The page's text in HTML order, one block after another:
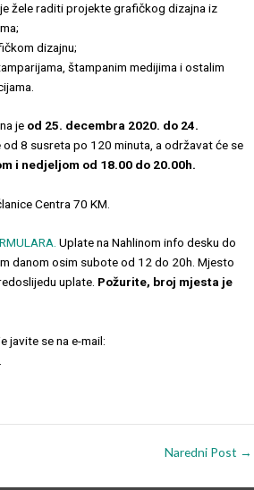
žele raditi projekte grafičkog dizajna iz
dizajnu;
štampanim medijima i ostalim
je od 25. decembra 2020. do 24.
od 8 susreta po 120 minuta, a održavat će se
i nedjeljom od 18.00 do 20.00h.
Centra 70 KM.
Uplate na Nahlinom info desku do
danom osim subote od 12 do 20h. Mjesto
uplate. Požurite, broj mjesta je
javite se na e-mail:
Naredni Post →